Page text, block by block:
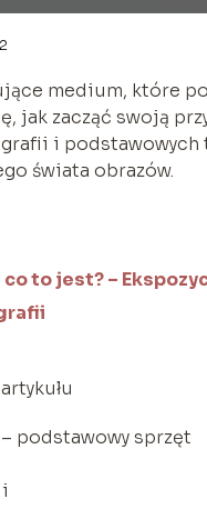
medium, które
jak zacząć swoją
i
świata obrazów.
to jest? –
podstawowy sprzęt